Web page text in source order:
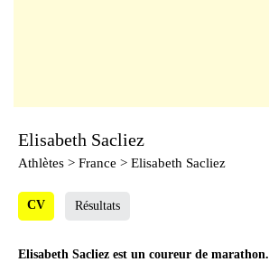
Elisabeth Sacliez
Athlètes > France > Elisabeth Sacliez
CV Résultats
Elisabeth Sacliez est un coureur de marathon.